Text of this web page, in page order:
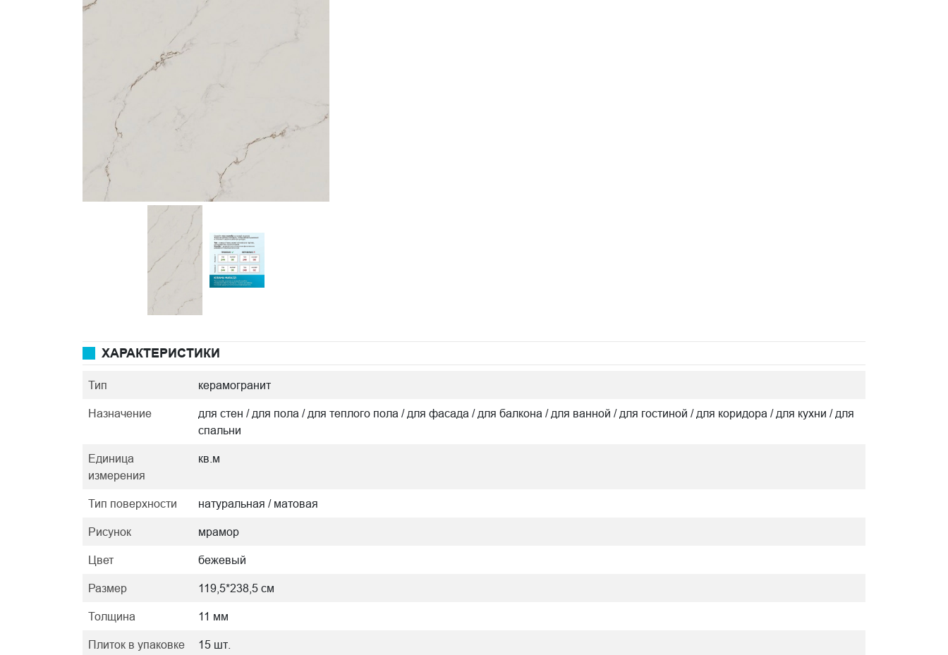
ХАРАКТЕРИСТИКИ
Тип керамогранит
Назначение
для стен / для пола / для теплого пола / для фасада / для балкона / для ванной / для гостиной / для коридора / для кухни / для
спальни
Единица
измерения
кв.м
Тип поверхности натуральная / матовая
Рисунок мрамор
Цвет бежевый
Размер 119,5*238,5 см
Толщина 11 мм
Плиток в упаковке 15 шт.